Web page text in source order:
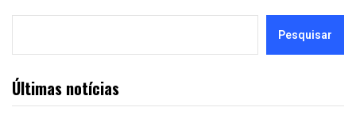
Pesquisar
Últimas notícias